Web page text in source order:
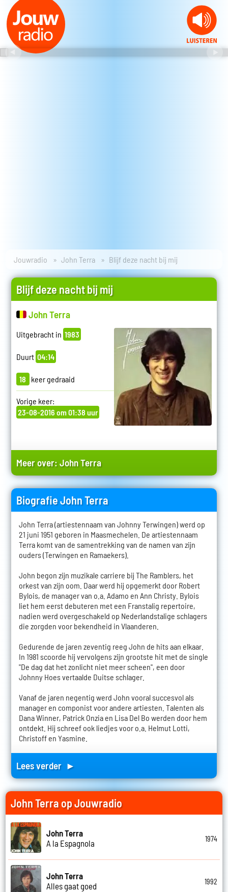
Jouwradio John Terra Blijf deze nacht bij mij
Blijf deze nacht bij mij
John Terra
Uitgebracht in 1983
Duurt 04:14
18 keer gedraaid
Vorige keer:
23-08-2016 om 01:38 uur
Meer over:John Terra
Biografie John Terra
John Terra (artiestennaam van Johnny Terwingen) werd op
21 juni 1951 geboren in Maasmechelen. De artiestennaam
Terra komt van de samentrekking van de namen van zijn
ouders (Terwingen en Ramaekers).
John begon zijn muzikale carriere bij The Ramblers, het
orkest van zijn oom. Daar werd hij opgemerkt door Robert
Bylois, de manager van o.a. Adamo en Ann Christy. Bylois
liet hem eerst debuteren met een Franstalig repertoire,
nadien werd overgeschakeld op Nederlandstalige schlagers
die zorgden voor bekendheid in Vlaanderen.
Gedurende de jaren zeventig reeg John de hits aan elkaar.
In 1981 scoorde hij vervolgens zijn grootste hit met de single
"De dag dat het zonlicht niet meer scheen", een door
Johnny Hoes vertaalde Duitse schlager.
Vanaf de jaren negentig werd John vooral succesvol als
manager en componist voor andere artiesten. Talenten als
Dana Winner, Patrick Onzia en Lisa Del Bo werden door hem
ontdekt. Hij schreef ook liedjes voor o.a. Helmut Lotti,
Christoff en Yasmine.
Lees verder ►
John Terra op Jouwradio
John Terra
A la Espagnola
1974
John Terra
Alles gaat goed
1992